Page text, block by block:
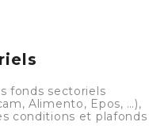
fonds sectoriels
Alimento, Epos, …),
conditions et plafonds